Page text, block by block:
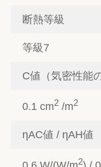
断熱等級
等級7
C値（気密性能
0.1 cm2/m2
ηAC値 / ηAH値
2